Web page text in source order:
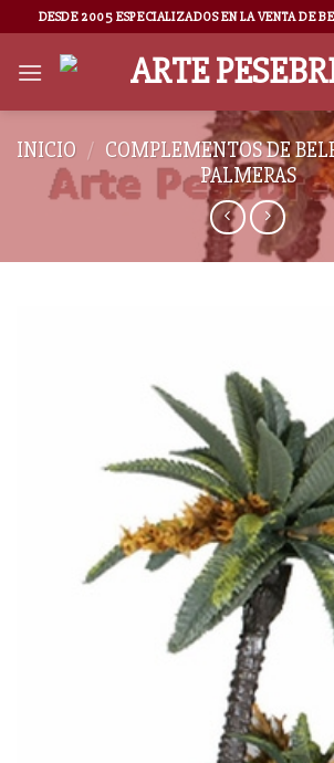
DESDE 2005 ESPECIALIZADOS EN LA VENTA DE
INICIO / COMPLEMENTOS DE
PALMERAS